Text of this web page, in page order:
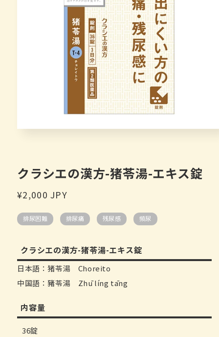
で
メ
ィ
(1)
を
クラシエの漢方-猪苓湯-エキス錠
通
価
¥2,000 JPY
排尿困難 排尿痛 残尿感 頻尿
クラシエの漢方-猪苓湯-エキス錠
日本語：猪苓湯 Choreito
中国語：豬苓湯 Zhū líng tāng
内容量
36錠